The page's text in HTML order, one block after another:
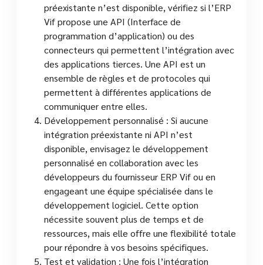
préexistante n’est disponible, vérifiez si l’ERP
Vif propose une API (Interface de
programmation d’application) ou des
connecteurs qui permettent l’intégration avec
des applications tierces. Une API est un
ensemble de règles et de protocoles qui
permettent à différentes applications de
communiquer entre elles.
Développement personnalisé : Si aucune
intégration préexistante ni API n’est
disponible, envisagez le développement
personnalisé en collaboration avec les
développeurs du fournisseur ERP Vif ou en
engageant une équipe spécialisée dans le
développement logiciel. Cette option
nécessite souvent plus de temps et de
ressources, mais elle offre une flexibilité totale
pour répondre à vos besoins spécifiques.
Test et validation : Une fois l’intégration